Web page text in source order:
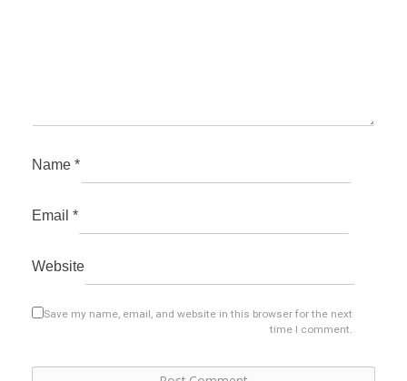
Name *
Email *
Website
Save my name, email, and website in this browser for the next
time I comment.